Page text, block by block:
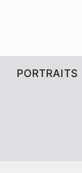
PORTRAITS